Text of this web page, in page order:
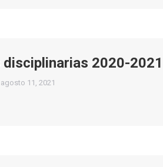
2020-2021
agosto 11, 2021